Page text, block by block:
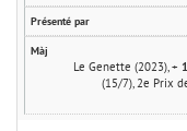
Le Genette (2023), +
(15/7), 2e Prix